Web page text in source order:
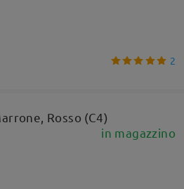
2
Rosso (C4)
in magazzino